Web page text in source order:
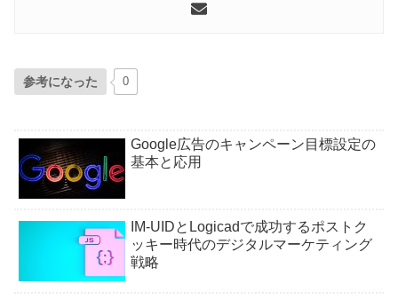
参考になった 0
Google広告のキャンペーン目標設定の
基本と応用
IM-UIDとLogicadで成功するポストク
ッキー時代のデジタルマーケティング
戦略